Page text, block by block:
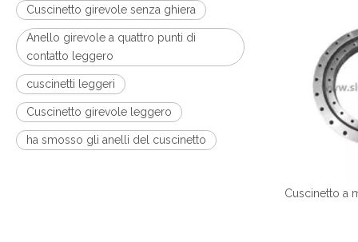
Cuscinetto girevole senza ghiera
Anello girevole a quattro punti di
contatto leggero
cuscinetti leggeri
Cuscinetto girevole leggero
ha smosso gli anelli del cuscinetto